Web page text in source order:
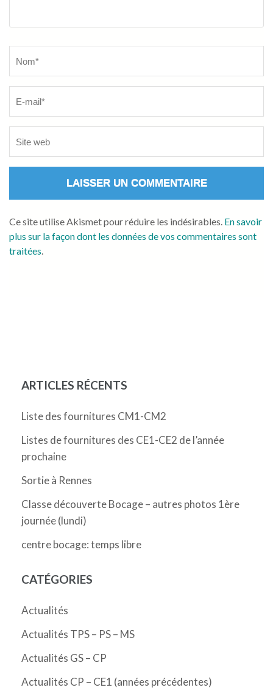
Ce site utilise Akismet pour réduire les indésirables. En savoir
plus sur la façon dont les données de vos commentaires sont
traitées.
ARTICLES RÉCENTS
Liste des fournitures CM1-CM2
Listes de fournitures des CE1-CE2 de l’année
prochaine
Sortie à Rennes
Classe découverte Bocage – autres photos 1ère
journée (lundi)
centre bocage: temps libre
CATÉGORIES
Actualités
Actualités TPS – PS – MS
Actualités GS – CP
Actualités CP – CE1 (années précédentes)